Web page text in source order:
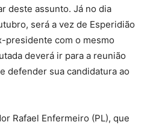
deste assunto. Já no dia
será a vez de Esperidião
presidente com o mesmo
deverá ir para a reunião
defender sua candidatura ao
Rafael Enfermeiro (PL), que